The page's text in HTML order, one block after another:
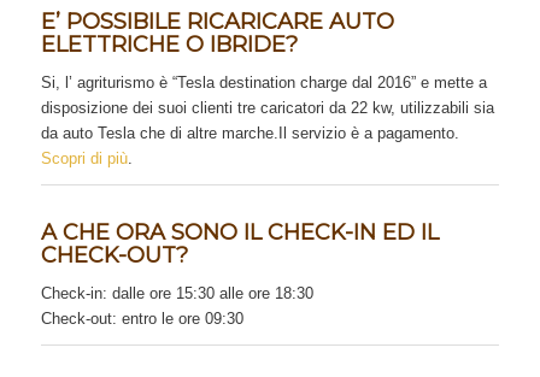
E’ POSSIBILE RICARICARE AUTO
ELETTRICHE O IBRIDE?
Si, l’ agriturismo è “Tesla destination charge dal 2016” e mette a
disposizione dei suoi clienti tre caricatori da 22 kw, utilizzabili sia
da auto Tesla che di altre marche.Il servizio è a pagamento.
Scopri di più.
A CHE ORA SONO IL CHECK-IN ED IL
CHECK-OUT?
Check-in: dalle ore 15:30 alle ore 18:30
Check-out: entro le ore 09:30